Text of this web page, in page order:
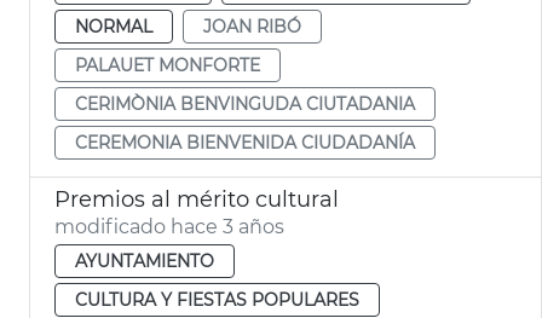
NORMAL
JOAN RIBÓ
PALAUET MONFORTE
CERIMÒNIA BENVINGUDA CIUTADANIA
CEREMONIA BIENVENIDA CIUDADANÍA
Premios al mérito cultural
modificado hace 3 años
AYUNTAMIENTO
CULTURA Y FIESTAS POPULARES